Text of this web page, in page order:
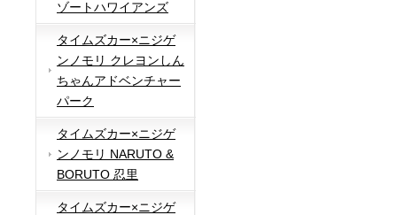
ゾートハワイアンズ
タイムズカー×ニジゲ
ンノモリ クレヨンしん
ちゃんアドベンチャー
パーク
タイムズカー×ニジゲ
ンノモリ NARUTO &
BORUTO 忍里
タイムズカー×ニジゲ